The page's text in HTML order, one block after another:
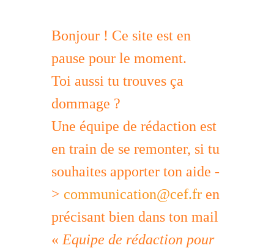
Bonjour ! Ce site est en
pause pour le moment.
Toi aussi tu trouves ça
dommage ?
Une équipe de rédaction est
en train de se remonter, si tu
souhaites apporter ton aide -
> communication@cef.fr en
précisant bien dans ton mail
« Equipe de rédaction pour